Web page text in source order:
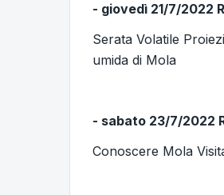
- giovedì 21/7/2022
Serata Volatile
umida di Mola
- sabato 23/7/2022
Conoscere Mola